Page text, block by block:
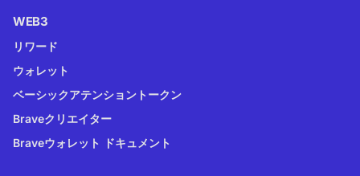
WEB3
リワード
ウォレット
ベーシックアテンショントークン
Braveクリエイター
Braveウォレット ドキュメント